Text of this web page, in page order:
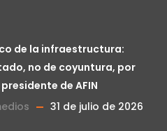
de la infraestructura:
no de coyuntura, por
de AFIN
31 de julio de 2026